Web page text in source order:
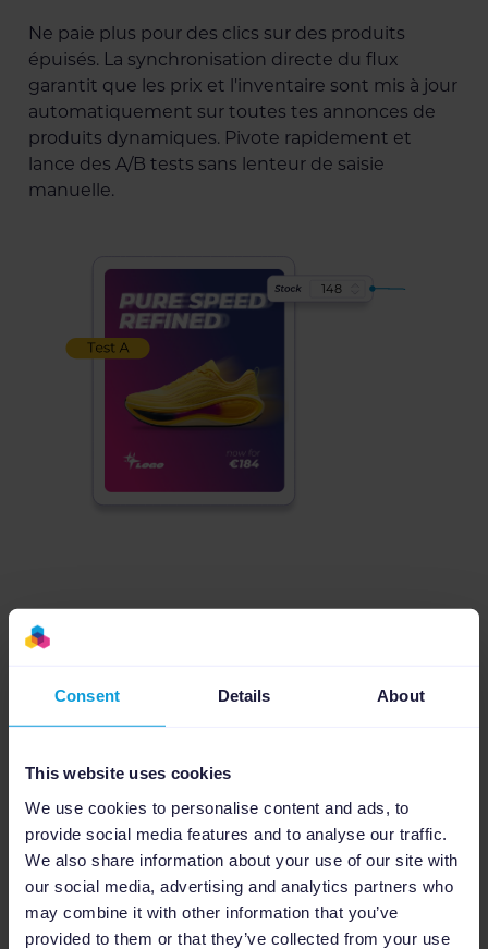
Consent Details About
This website uses cookies
We use cookies to personalise content and ads, to
provide social media features and to analyse our traffic.
We also share information about your use of our site with
our social media, advertising and analytics partners who
may combine it with other information that you’ve
provided to them or that they’ve collected from your use
Ne paie plus pour des clics sur des produits
épuisés. La synchronisation directe du flux
garantit que les prix et l'inventaire sont mis à jour
automatiquement sur toutes tes annonces de
produits dynamiques. Pivote rapidement et
lance des A/B tests sans lenteur de saisie
manuelle.
139
Garde une cohérence de marque
Redimensionne automatiquement tes créas aux
garantir que chaque variation reste parfaitement
"on-brand" sur tous les canaux, quel que soit le
volume.
W
v